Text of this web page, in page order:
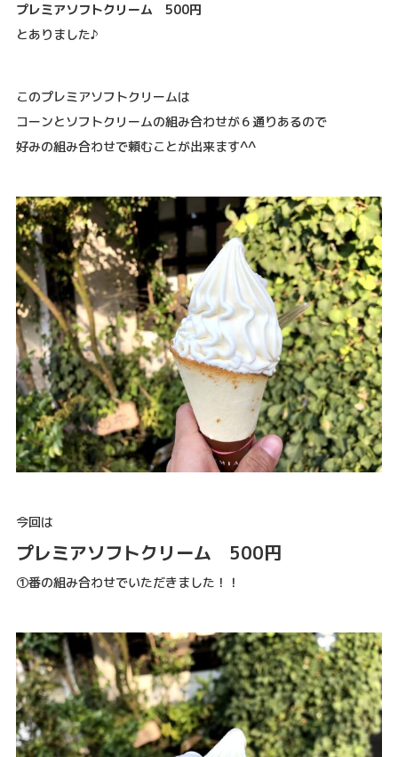
プレミアソフトクリーム 500円
とありました♪
このプレミアソフトクリームは
コーンとソフトクリームの組み合わせが６通りあるので
好みの組み合わせで頼むことが出来ます^^
今回は
プレミアソフトクリーム 500円
①番の組み合わせでいただきました！！